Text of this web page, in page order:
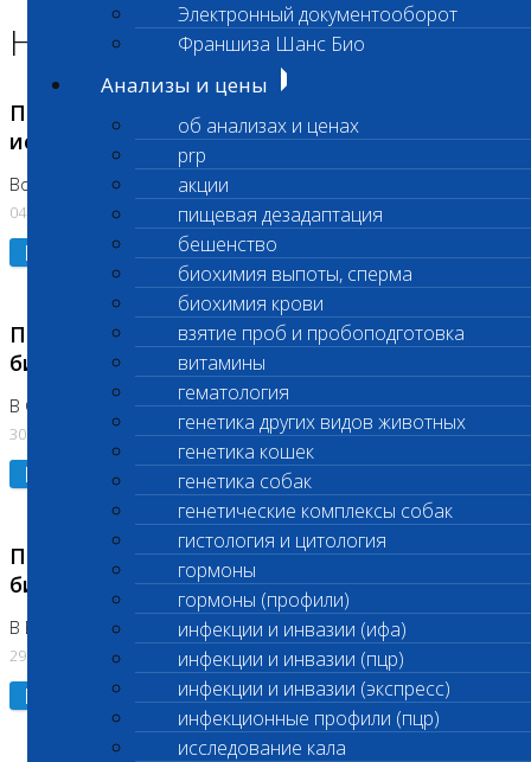
Электронный документооборот
Франшиза Шанс Био
Анализы и цены
об анализах и ценах
prp
акции
пищевая дезадаптация
бешенство
биохимия выпоты, сперма
биохимия крови
взятие проб и пробоподготовка
витамины
гематология
генетика других видов животных
генетика кошек
генетика собак
генетические комплексы собак
гистология и цитология
гормоны
гормоны (профили)
инфекции и инвазии (ифа)
инфекции и инвазии (пцр)
инфекции и инвазии (экспресс)
инфекционные профили (пцр)
исследование кала
Новости лаборатории
Приостановка срочных биохимических
исследований
Во Владыкино
04.08.2026
Подробнее
Приостановлено выполнение срочных
биохимических исследований
В Сколково. Код (123,309,310)
30.07.2026
Подробнее
Приостановлено выполнение срочных
биохимических исследований
В Бутово 29.07.26
29.07.2026
Подробнее